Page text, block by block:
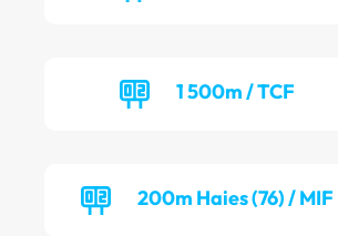
1 500m / TCF
200m Haies (76) / MIF